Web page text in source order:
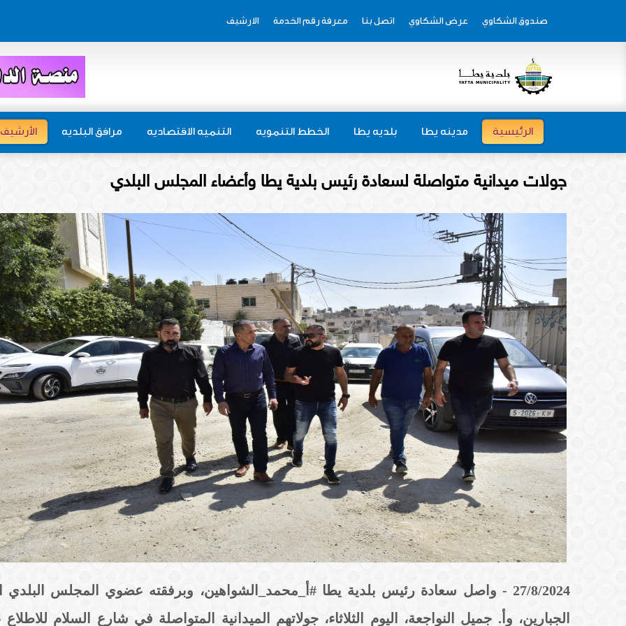
صندوق الشكاوي عرض الشكاوي اتصل بنا معرفة رقم الخدمة الارشيف
الرئيسية مدينه يطا بلديه يطا الخطط التنمويه التنميه الاقتصاديه مرافق البلديه الأرشيف
جولات ميدانية متواصلة لسعادة رئيس بلدية يطا وأعضاء المجلس البلدي
27/8/2024 - واصل سعادة رئيس بلدية يطا #أ_محمد_الشواهين، وبرفقته عضوي المجلس
الجبارين، وأ. جميل النواجعة، اليوم الثلاثاء، جولاتهم الميدانية المتواصلة في شارع السلام